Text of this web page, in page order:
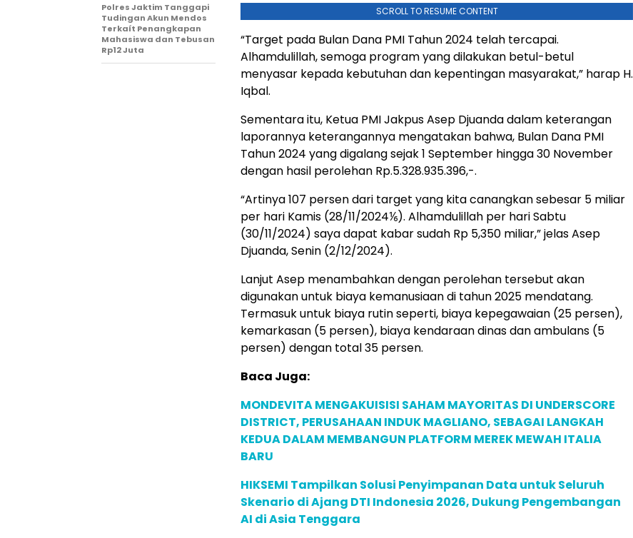
SCROLL TO RESUME CONTENT
“Target pada Bulan Dana PMI Tahun 2024 telah tercapai.
Alhamdulillah, semoga program yang dilakukan betul-betul
menyasar kepada kebutuhan dan kepentingan masyarakat,” harap H.
Iqbal.
Sementara itu, Ketua PMI Jakpus Asep Djuanda dalam keterangan
laporannya keterangannya mengatakan bahwa, Bulan Dana PMI
Tahun 2024 yang digalang sejak 1 September hingga 30 November
dengan hasil perolehan Rp.5.328.935.396,-.
“Artinya 107 persen dari target yang kita canangkan sebesar 5 miliar
per hari Kamis (28/11/2024⅙). Alhamdulillah per hari Sabtu
(30/11/2024) saya dapat kabar sudah Rp 5,350 miliar,” jelas Asep
Djuanda, Senin (2/12/2024).
Lanjut Asep menambahkan dengan perolehan tersebut akan
digunakan untuk biaya kemanusiaan di tahun 2025 mendatang.
Termasuk untuk biaya rutin seperti, biaya kepegawaian (25 persen),
kemarkasan (5 persen), biaya kendaraan dinas dan ambulans (5
persen) dengan total 35 persen.
Baca Juga:
MONDEVITA MENGAKUISISI SAHAM MAYORITAS DI UNDERSCORE
DISTRICT, PERUSAHAAN INDUK MAGLIANO, SEBAGAI LANGKAH
KEDUA DALAM MEMBANGUN PLATFORM MEREK MEWAH ITALIA
BARU
HIKSEMI Tampilkan Solusi Penyimpanan Data untuk Seluruh
Skenario di Ajang DTI Indonesia 2026, Dukung Pengembangan
AI di Asia Tenggara
Polres Jaktim Tanggapi
Tudingan Akun Mendos
Terkaít Penangkapan
Mahasiswa dan Tebusan
Rp12 Juta